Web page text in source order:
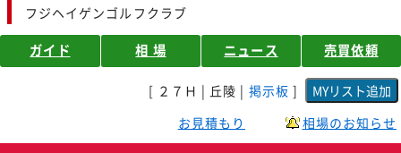
フジヘイゲンゴルフクラブ
ガイド 相 場 ニュース 売買依頼
[ ２７Ｈ | 丘陵 | 掲示板 ]
お見積もり
相場のお知らせ